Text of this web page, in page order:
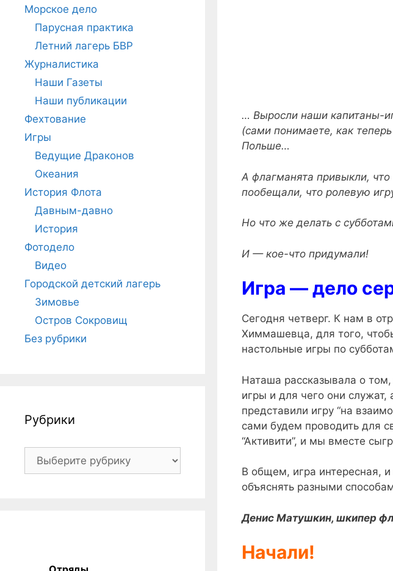
… Выросли наши капитаны-
(сами понимаете, как
Польше…
А флагманята привыкли,
пообещали, что ролевую
Но что же делать с
И — кое-что придумали!
Игра — дело
Сегодня четверг. К нам в
Химмашевца, для того,
настольные игры по
Наташа рассказывала о
игры и для чего они
представили игру “на
сами будем проводить для
“Активити”, и мы вместе
В общем, игра интересная,
объяснять разными
Денис Матушкин, шкипер
Начали!
Морское дело
Парусная практика
Летний лагерь БВР
Журналистика
Наши Газеты
Наши публикации
Фехтование
Игры
Ведущие Драконов
Океания
История Флота
Давным-давно
История
Фотодело
Видео
Городской детский лагерь
Зимовье
Остров Сокровищ
Без рубрики
Рубрики
Рубрики